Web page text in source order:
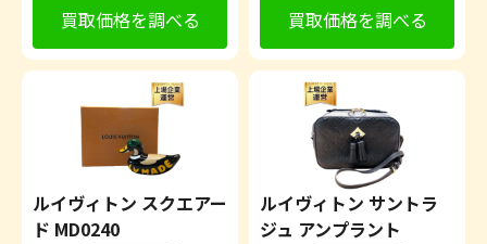
買取価格を調べる 買取価格を調べる
ルイヴィトン スクエアー
ド MD0240
ルイヴィトン サントラ
ジュ アンプラント